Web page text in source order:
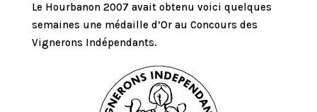
Le Hourbanon 2007 avait obtenu voici quelques
semaines une médaille d’Or au Concours des
Vignerons Indépendants.